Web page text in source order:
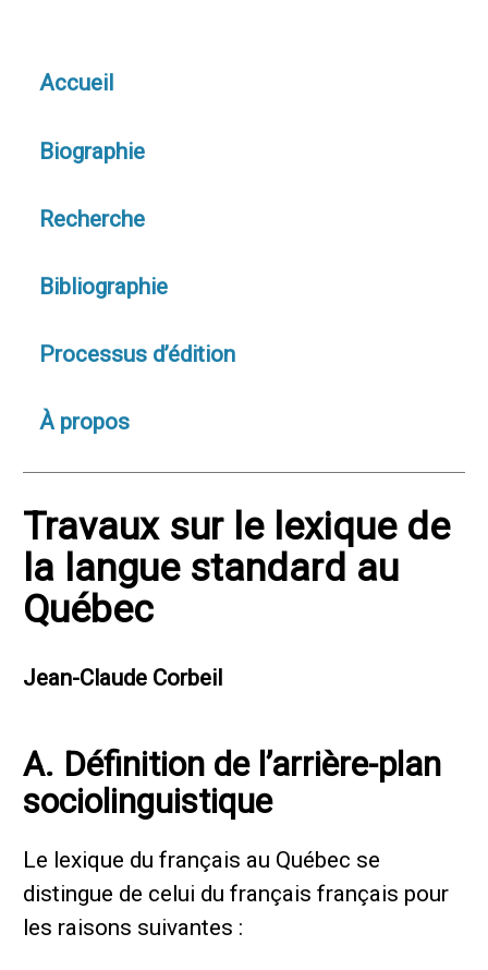
Accueil
Biographie
Recherche
Bibliographie
Processus d’édition
À propos
Travaux sur le lexique de
la langue standard au
Québec
Jean-Claude Corbeil
A. Définition de l’arrière-plan
sociolinguistique
Le lexique du français au Québec se
distingue de celui du français français pour
les raisons suivantes :